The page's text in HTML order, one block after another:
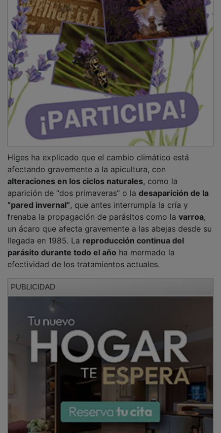
afectando gravemente a la apicultura, con
alteraciones en los ciclos naturales , como la
aparición de “dos primaveras” o ladesaparición de la
“pared invernal”, que antes interrumpía la cría y
frenaba la propagación de parásitos como lavarroa
un ácaro que afecta gravemente a las abejas desde su
llegada en 1985. La reproducción continua del
parásito durante todo el añoha mermado la
efectividad de los tratamientos actuales.
Desde el centro, donde también se analizan muestras
de miel y cera procedentes de toda España, se aboga
por un uso adecuado de medicamentos veterinarios
evitando tratamientos artesanales que pueden generar
resistencias y residuos. En este sentido, el centro
participa en un grupo de trabajo del Ministerio de
Agricultura para modificar elReal Decreto 608/2006
y reforzar las medidas de control sanitario en las
colmenas.
PUBLICIDAD